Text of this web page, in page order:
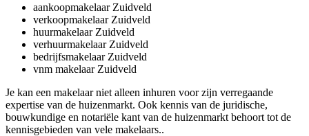
aankoopmakelaar Zuidveld
verkoopmakelaar Zuidveld
huurmakelaar Zuidveld
verhuurmakelaar Zuidveld
bedrijfsmakelaar Zuidveld
vnm makelaar Zuidveld
Je kan een makelaar niet alleen inhuren voor zijn verregaande
expertise van de huizenmarkt. Ook kennis van de juridische,
bouwkundige en notariële kant van de huizenmarkt behoort tot de
kennisgebieden van vele makelaars..